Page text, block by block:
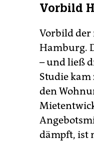
Vorbild
Vorbild der
Hamburg.
– und ließ
Studie kam
den
dämpft, ist